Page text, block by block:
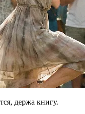
держа книгу.